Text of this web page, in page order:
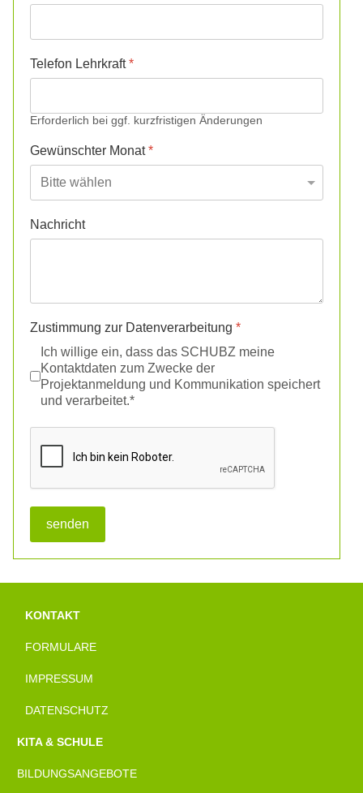
Telefon Lehrkraft*
Erforderlich bei ggf. kurzfristigen Änderungen
Gewünschter Monat*
Nachricht
Zustimmung zur Datenverarbeitung*
Ich willige ein, dass das SCHUBZ meine
Kontaktdaten zum Zwecke der
Projektanmeldung und Kommunikation speichert
und verarbeitet.*
senden
KONTAKT
FORMULARE
IMPRESSUM
DATENSCHUTZ
KITA & SCHULE
BILDUNGSANGEBOTE